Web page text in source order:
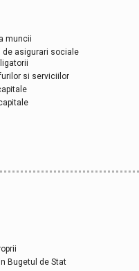
muncii
de asigurari sociale
si serviciilor
Bugetul de Stat